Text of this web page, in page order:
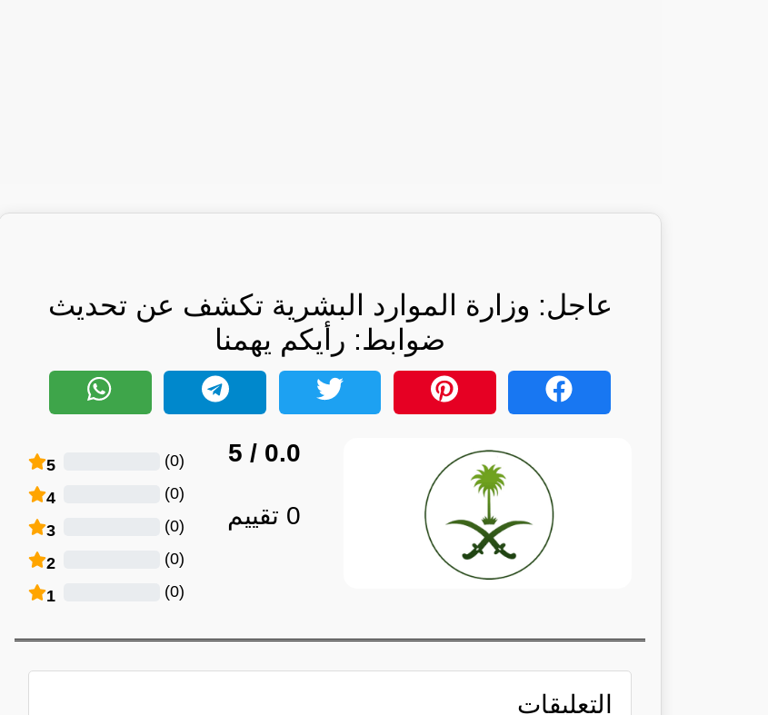
عاجل: وزارة الموارد البشرية تكشف عن تحديث
ضوابط: رأيكم يهمنا
0.0
/ 5
0 تقييم
5 (
0
)
4 (
0
)
3 (
0
)
2 (
0
)
1 (
0
)
التعليقات